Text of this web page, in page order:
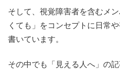
そして、視覚障害者を含むメ
くても」をコンセプトに日常
書いています。
その中でも「見える人へ」の